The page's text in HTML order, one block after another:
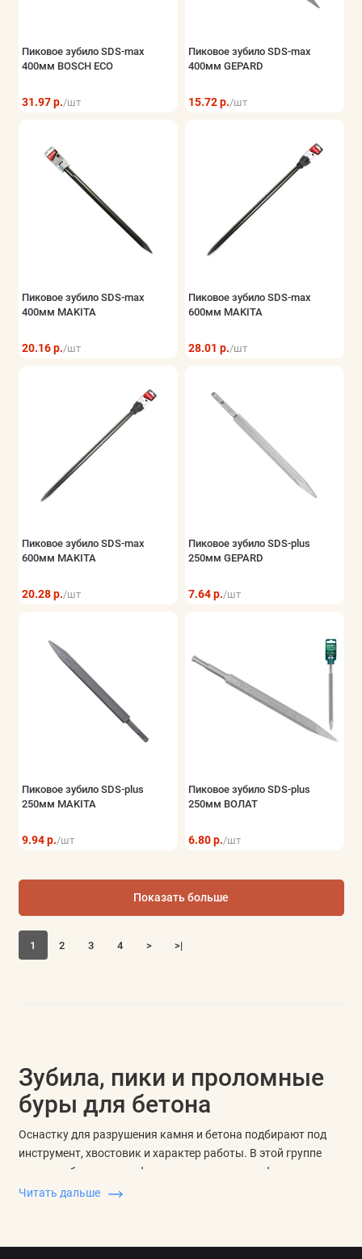
Пиковое зубило SDS-max
400мм BOSCH ECO
31.97 р./шт
Пиковое зубило SDS-max
400мм GEPARD
15.72 р./шт
Пиковое зубило SDS-max
400мм MAKITA
20.16 р./шт
Пиковое зубило SDS-max
600мм MAKITA
28.01 р./шт
Пиковое зубило SDS-max
600мм MAKITA
20.28 р./шт
Пиковое зубило SDS-plus
250мм GEPARD
7.64 р./шт
Пиковое зубило SDS-plus
250мм MAKITA
9.94 р./шт
Пиковое зубило SDS-plus
250мм ВОЛАТ
6.80 р./шт
1 2 3 4 > >|
Показать больше
Зубила, пики и проломные
буры для бетона
Оснастку для разрушения камня и бетона подбирают под
инструмент, хвостовик и характер работы. В этой группе
важны зубила для перфоратора, пики для перфоратора,
лопаточные и плоские формы, канальные варианты и
Читать дальше